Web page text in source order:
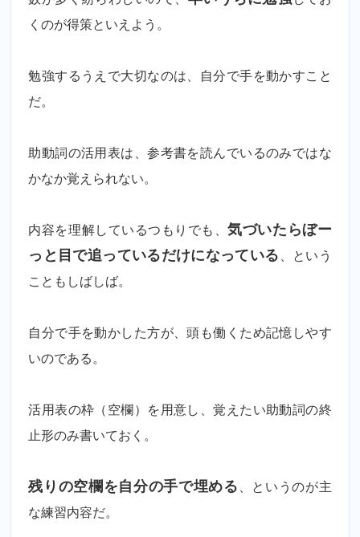
くのが得策といえよう。
勉強するうえで大切なのは、自分で手を動かすこと
だ。
助動詞の活用表は、参考書を読んでいるのみではな
かなか覚えられない。
内容を理解しているつもりでも、気づいたらぼー
っと目で追っているだけになっている 、という
こともしばしば。
自分で手を動かした方が、頭も働くため記憶しやす
いのである。
活用表の枠（空欄）を用意し、覚えたい助動詞の終
止形のみ書いておく。
残りの空欄を自分の手で埋める 、というのが主
な練習内容だ。